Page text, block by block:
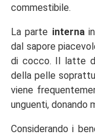
commestibile.
La parte interna
dal sapore
di cocco. Il latte
della pelle
viene
unguenti, donando
Considerando i